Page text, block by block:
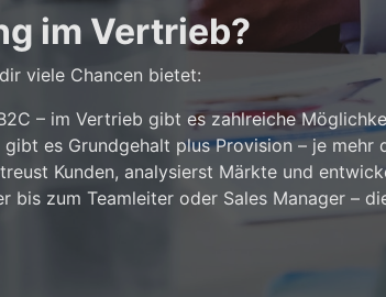
im Vertrieb?
viele Chancen bietet:
– im Vertrieb gibt es zahlreiche
es Grundgehalt plus Provision – je mehr
Kunden, analysierst Märkte und
bis zum Teamleiter oder Sales Manager –